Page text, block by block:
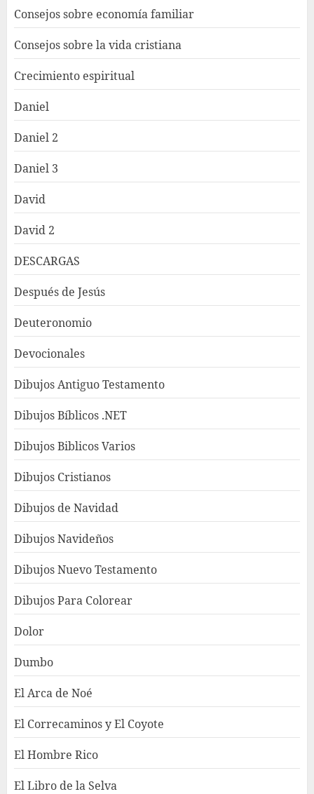
Consejos sobre economía familiar
Consejos sobre la vida cristiana
Crecimiento espiritual
Daniel
Daniel 2
Daniel 3
David
David 2
DESCARGAS
Después de Jesús
Deuteronomio
Devocionales
Dibujos Antiguo Testamento
Dibujos Bíblicos .NET
Dibujos Biblicos Varios
Dibujos Cristianos
Dibujos de Navidad
Dibujos Navideños
Dibujos Nuevo Testamento
Dibujos Para Colorear
Dolor
Dumbo
El Arca de Noé
El Correcaminos y El Coyote
El Hombre Rico
El Libro de la Selva